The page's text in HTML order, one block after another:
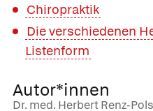
Chiropraktik
Die verschiedenen
Listenform
Autor*innen
Dr. med. Herbert Renz-